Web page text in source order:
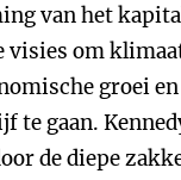
van het
visies om
groei
te gaan.
de diepe